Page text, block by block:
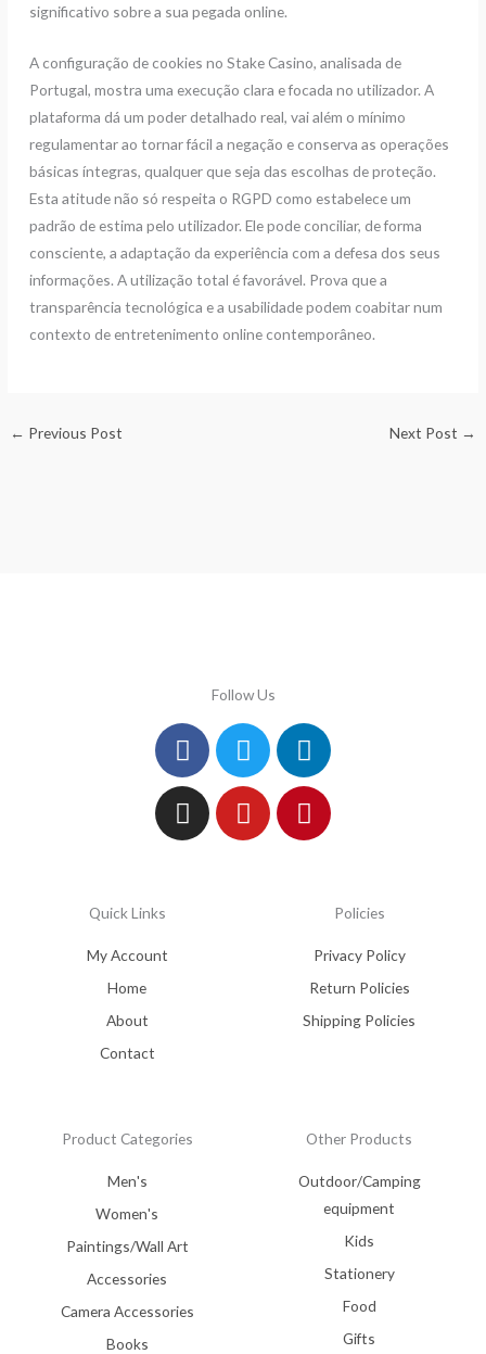
significativo sobre a sua pegada online.
A configuração de cookies no Stake Casino, analisada de
Portugal, mostra uma execução clara e focada no utilizador. A
plataforma dá um poder detalhado real, vai além o mínimo
regulamentar ao tornar fácil a negação e conserva as operações
básicas íntegras, qualquer que seja das escolhas de proteção.
Esta atitude não só respeita o RGPD como estabelece um
padrão de estima pelo utilizador. Ele pode conciliar, de forma
consciente, a adaptação da experiência com a defesa dos seus
informações. A utilização total é favorável. Prova que a
transparência tecnológica e a usabilidade podem coabitar num
contexto de entretenimento online contemporâneo.
← Previous Post Next Post →
Follow Us
Facebook
TwitterLinkedin
Instagram
YoutubePinterest
Quick Links
My Account
Home
About
Contact
Policies
Privacy Policy
Return Policies
Shipping Policies
Product Categories
Men's
Women's
Paintings/Wall Art
Accessories
Camera Accessories
Books
Other Products
Outdoor/Camping
equipment
Kids
Stationery
Food
Gifts